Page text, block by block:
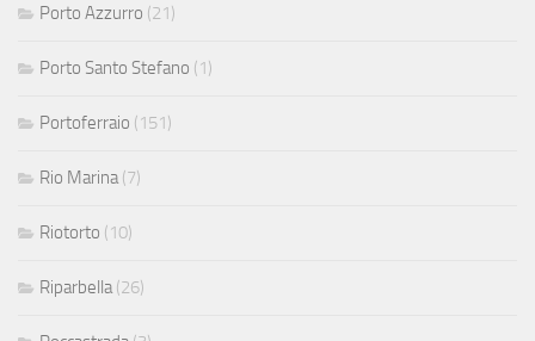
Porto Azzurro (21)
Porto Santo Stefano (1)
Portoferraio (151)
Rio Marina (7)
Riotorto (10)
Riparbella (26)